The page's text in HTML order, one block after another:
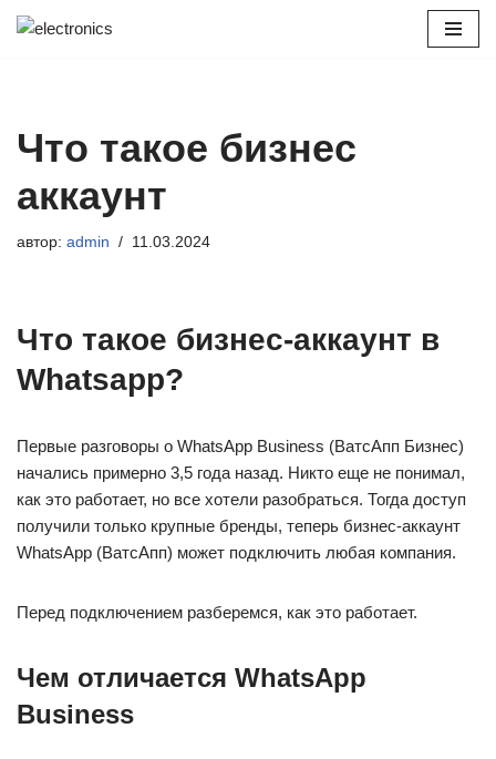
Что такое бизнес
аккаунт
автор: admin 11.03.2024
Что такое бизнес-аккаунт в
Whatsapp?
Первые разговоры о WhatsApp Business (ВатсАпп Бизнес)
начались примерно 3,5 года назад. Никто еще не понимал,
как это работает, но все хотели разобраться. Тогда доступ
получили только крупные бренды, теперь бизнес-аккаунт
WhatsApp (ВатсАпп) может подключить любая компания.
Перед подключением разберемся, как это работает.
Чем отличается WhatsApp
Business